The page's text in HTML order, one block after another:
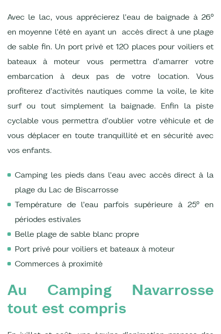
Avec le lac, vous apprécierez l'eau de baignade à 26°
en moyenne l'été en ayant un accès direct à une plage
de sable fin. Un port privé et 120 places pour voiliers et
bateaux à moteur vous permettra d’amarrer votre
embarcation à deux pas de votre location. Vous
profiterez d’activités nautiques comme la voile, le kite
surf ou tout simplement la baignade. Enfin la piste
cyclable vous permettra d’oublier votre véhicule et de
vous déplacer en toute tranquillité et en sécurité avec
vos enfants.
Camping les pieds dans l'eau avec accès direct à la
plage du Lac de Biscarrosse
Température de l’eau parfois supérieure à 25° en
périodes estivales
Belle plage de sable blanc propre
Port privé pour voiliers et bateaux à moteur
Commerces à proximité
Au Camping Navarrosse
tout est compris